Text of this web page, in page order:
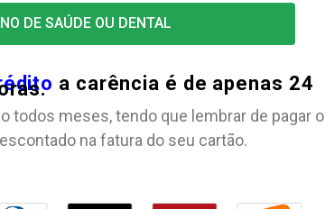
DE SAÚDE OU DENTAL
a carência é de apenas 24
todos meses, tendo que lembrar de pagar o
na fatura do seu cartão.